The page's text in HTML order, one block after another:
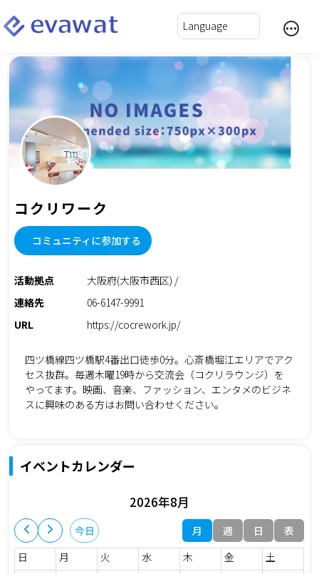
コクリワーク
コミュニティに参加する
活動拠点
大阪府(大阪市西区) /
連絡先
06-6147-9991
URL
https://cocrework.jp/
四ツ橋線四ツ橋駅4番出口徒歩0分。心斎橋堀江エリアでアク
セス抜群。毎週木曜19時から交流会（コクリラウンジ）を
やってます。映画、音楽、ファッション、エンタメのビジネ
スに興味のある方はお問い合わせください。
イベントカレンダー
今日
2026年8月
月 週 日
表
日
月 火 水 木 金
土